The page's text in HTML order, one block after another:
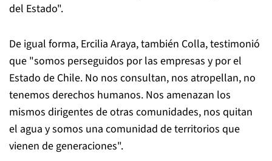
del Estado".
De igual forma, Ercilia Araya, también Colla, testimonió
que "somos perseguidos por las empresas y por el
Estado de Chile. No nos consultan, nos atropellan, no
tenemos derechos humanos. Nos amenazan los
mismos dirigentes de otras comunidades, nos quitan
el agua y somos una comunidad de territorios que
vienen de generaciones".